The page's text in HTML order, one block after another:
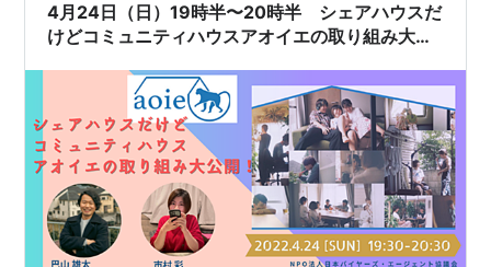
4月24日（日）19時半〜20時半 シェアハウスだ
けどコミュニティハウスアオイエの取り組み大公
議会オンラインでお話し会008】